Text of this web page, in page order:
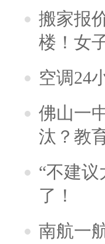
搬家报
楼！女
空调24
佛山一
汰？教
“不建
了！
南航一